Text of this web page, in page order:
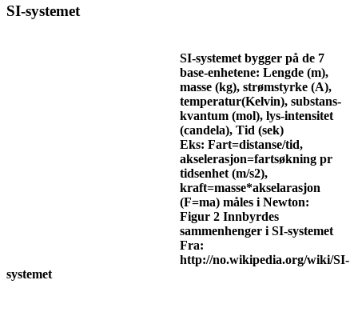
SI-systemet
SI-systemet bygger på de 7
base-enhetene: Lengde (m),
masse (kg), strømstyrke (A),
temperatur(Kelvin), substans-
kvantum (mol), lys-intensitet
(candela), Tid (sek)
Eks: Fart=distanse/tid,
akselerasjon=fartsøkning pr
tidsenhet (m/s2),
kraft=masse*akselarasjon
(F=ma) måles i Newton:
Figur 2 Innbyrdes
sammenhenger i SI-systemet
Fra:
http://no.wikipedia.org/wiki/SI-
systemet